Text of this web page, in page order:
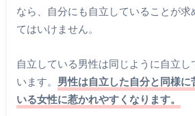
なら、自分にも自立していることが
てはいけません。
自立している男性は同じように自立し
います。 男性は自立した自分と同様に
いる女性に惹かれやすくなります。